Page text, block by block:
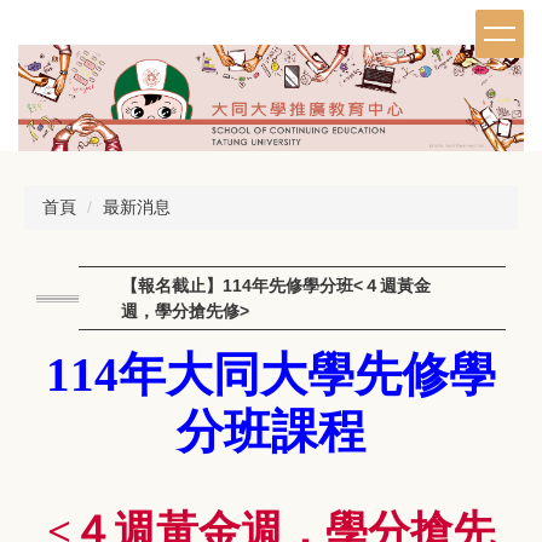
到
主
內
首頁
最新消息
【報名截止】114年先修學分班<４週黃金
週，學分搶先修>
114年大同大學先修學
分班課程
<４週黃金週，學分搶先